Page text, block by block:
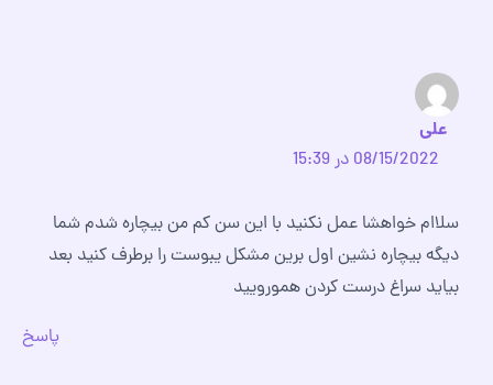
علی
08/15/2022 در 15:39
سلاام خواهشا عمل نکنید با این سن کم من بیچاره شدم شما
دیگه بیچاره نشین اول برین مشکل یبوست را برطرف کنید بعد
بیاید سراغ درست کردن همورویید
پاسخ